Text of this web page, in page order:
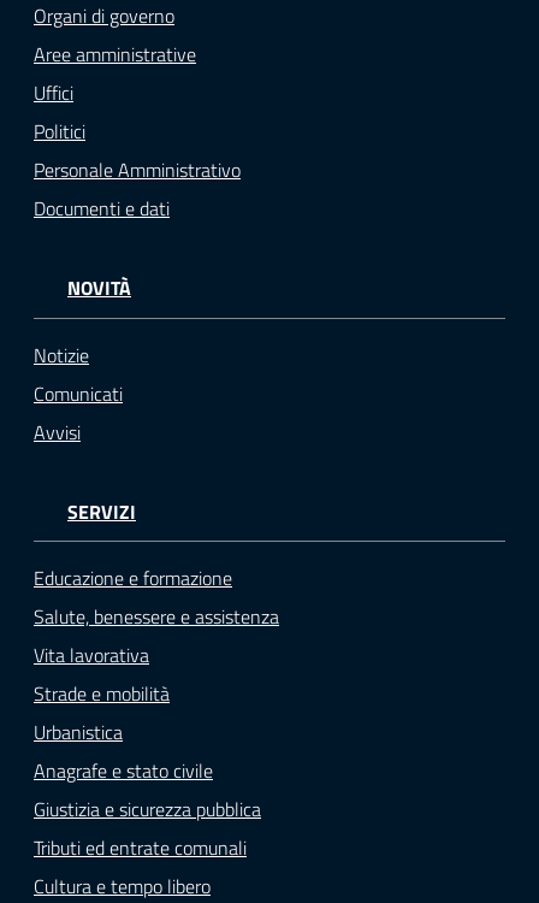
Organi di governo
Aree amministrative
Uffici
Politici
Personale Amministrativo
Documenti e dati
NOVITÀ
Notizie
Comunicati
Avvisi
SERVIZI
Educazione e formazione
Salute, benessere e assistenza
Vita lavorativa
Strade e mobilità
Urbanistica
Anagrafe e stato civile
Giustizia e sicurezza pubblica
Tributi ed entrate comunali
Cultura e tempo libero